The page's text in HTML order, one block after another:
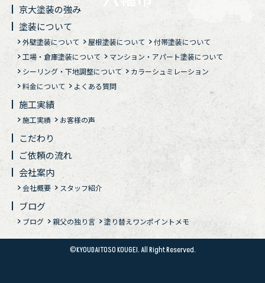
京大塗装の強み
塗装について
外壁塗装について 屋根塗装について
付帯塗装について
工場・倉庫塗装について
マンション・アパート塗装について
シーリング・下地調整について
カラーシュミレーション
料金について
よくある質問
施工実績
施工実績 お客様の声
こだわり
ご依頼の流れ
会社案内
会社概要 スタッフ紹介
ブログ
ブログ 親父の独り言 塗り替えワンポイントメモ
©KYOUDAITOSO KOUGEI. All Right Reserved.